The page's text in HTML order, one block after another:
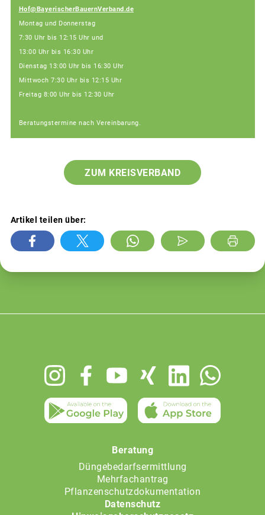
Hof@BayerischerBauernVerband.de
Montag und Donnerstag
7:30 Uhr bis 12:15 Uhr und
13:00 Uhr bis 16:30 Uhr
Dienstag 13:00 Uhr bis 16:30 Uhr
Mittwoch 7:30 Uhr bis 12:15 Uhr
Freitag 8:00 Uhr bis 12:30 Uhr
Beratungstermine nach Vereinbarung.
ZUM KREISVERBAND
Artikel teilen über:
Beratung
Düngebedarfsermittlung
Mehrfachantrag
Pflanzenschutzdokumentation
Datenschutz